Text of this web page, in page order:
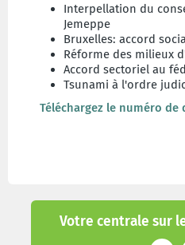
Votre centrale sur
Interpellation du
Jemeppe
Bruxelles: accord
Réforme des milieux
Accord sectoriel au
Tsunami à l'ordre
Téléchargez le numéro de